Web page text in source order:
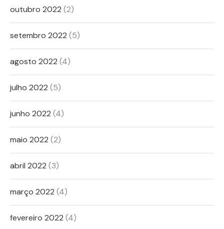
outubro 2022 (2)
setembro 2022 (5)
agosto 2022 (4)
julho 2022 (5)
junho 2022 (4)
maio 2022 (2)
abril 2022 (3)
março 2022 (4)
fevereiro 2022 (4)